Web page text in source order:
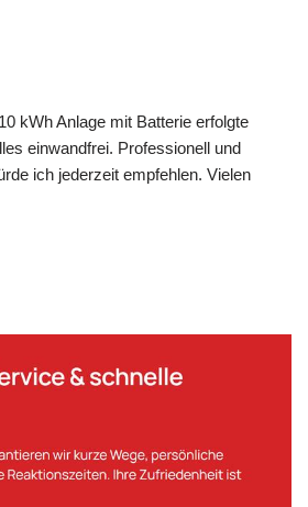
kWh Anlage mit Batterie erfolgte
einwandfrei. Professionell und
ich jederzeit empfehlen. Vielen